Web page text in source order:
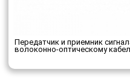
Передатчик и приемник
волоконно-оптическому